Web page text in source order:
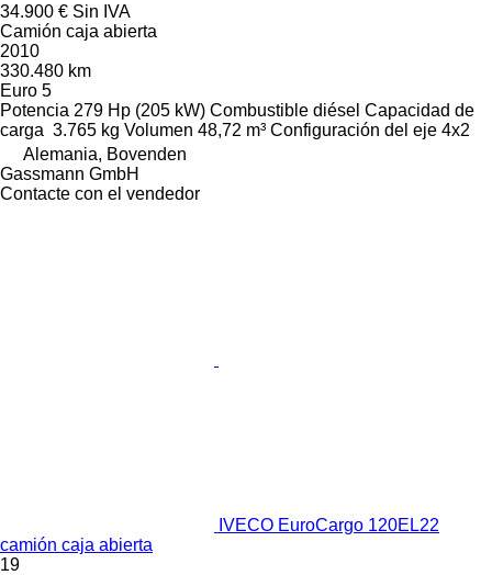
34.900 € Sin IVA
Camión caja abierta
2010
330.480 km
Euro 5
Potencia 279 Hp (205 kW) Combustible diésel Capacidad de
carga 3.765 kg Volumen 48,72 m³ Configuración del eje 4x2
Alemania, Bovenden
Gassmann GmbH
Contacte con el vendedor
IVECO EuroCargo 120EL22
camión caja abierta
19